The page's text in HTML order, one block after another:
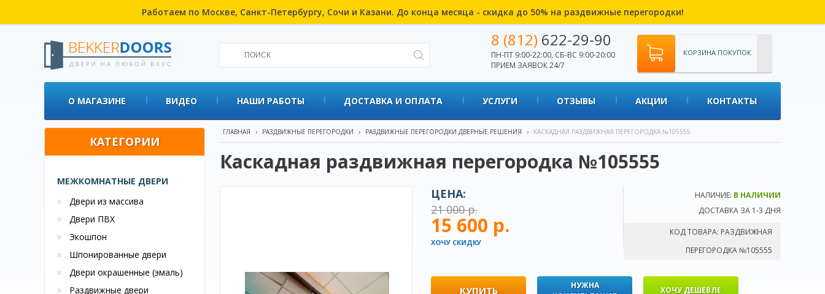
Работаем по Москве, Санкт-Петербургу, Сочи и Казани. До конца месяца - скидка до 50% на раздвижные перегородки!
8 (812) 622-29-90
ПН-ПТ 9:00-22:00, СБ-ВС 9:00-20:00
ПРИЕМ ЗАЯВОК 24/7
КОРЗИНА ПОКУПОК
О МАГАЗИНЕ ВИДЕО НАШИ РАБОТЫ ДОСТАВКА И ОПЛАТА УСЛУГИ ОТЗЫВЫ АКЦИИ КОНТАКТЫ
КАТЕГОРИИ
МЕЖКОМНАТНЫЕ ДВЕРИ
Двери из массива
Двери ПВХ
Экошпон
Шпонированные двери
Двери окрашенные (эмаль)
Раздвижные двери
ГЛАВНАЯ › РАЗДВИЖНЫЕ ПЕРЕГОРОДКИ › РАЗДВИЖНЫЕ ПЕРЕГОРОДКИ ДВЕРНЫЕ РЕШЕНИЯ › КАСКАДНАЯ РАЗДВИЖНАЯ ПЕРЕГОРОДКА №105555
Каскадная раздвижная перегородка №105555
НАЛИЧИЕ: В НАЛИЧИИ
ДОСТАВКА ЗА 1-3 ДНЯ
КОД ТОВАРА: РАЗДВИЖНАЯ
ПЕРЕГОРОДКА №105555
ЦЕНА:
21 000 р.
15 600 р.
ХОЧУ СКИДКУ
КУПИТЬ
НУЖНА
ХОЧУ ДЕШЕВЛЕ